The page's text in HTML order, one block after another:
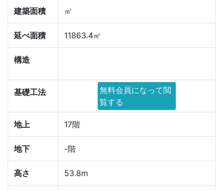
建築面積 ㎡
延べ面積 11863.4㎡
構造
基礎工法
無料会員になって閲
覧する
地上 17階
地下 -階
高さ 53.8m